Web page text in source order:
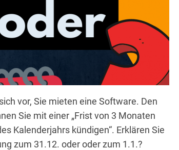
vor, Sie mieten eine Software. Den
Sie mit einer „Frist von 3 Monaten
Kalenderjahrs kündigen“. Erklären Sie
zum 31.12. oder oder zum 1.1.?